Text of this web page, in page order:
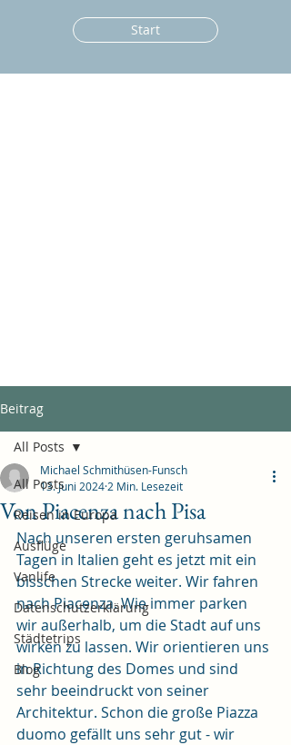
Start
Beitrag
All Posts
Reisen in Europa
Ausflüge
Vanlife
Datenschutzerklärung
Städtetrips
Blog
All Posts
Von Piacenza nach Pisa
Michael Schmithüsen-Funsch
13. Juni 2024 2 Min. Lesezeit
Nach unseren ersten geruhsamen
Tagen in Italien geht es jetzt mit ein
bisschen Strecke weiter. Wir fahren
nach Piacenza. Wie immer parken
wir außerhalb, um die Stadt auf uns
wirken zu lassen. Wir orientieren uns
in Richtung des Domes und sind
sehr beeindruckt von seiner
Architektur. Schon die große Piazza
duomo gefällt uns sehr gut - wir